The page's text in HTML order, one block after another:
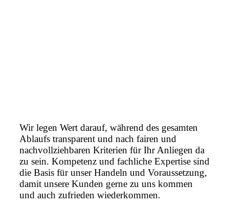
Wir legen Wert darauf, während des gesamten
Ablaufs transparent und nach fairen und
nachvollziehbaren Kriterien für Ihr Anliegen da
zu sein. Kompetenz und fachliche Expertise sind
die Basis für unser Handeln und Voraussetzung,
damit unsere Kunden gerne zu uns kommen
und auch zufrieden wiederkommen.